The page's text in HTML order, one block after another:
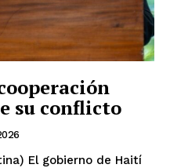
su conflicto
El gobierno de Haití